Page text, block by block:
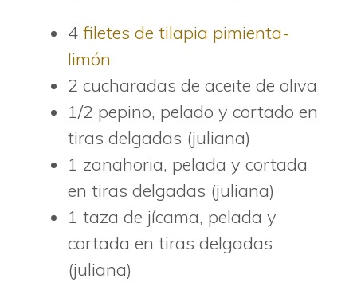
4 filetes de tilapia pimienta-
limón
2 cucharadas de aceite de oliva
1/2 pepino, pelado y cortado en
tiras delgadas (juliana)
1 zanahoria, pelada y cortada
en tiras delgadas (juliana)
1 taza de jícama, pelada y
cortada en tiras delgadas
(juliana)